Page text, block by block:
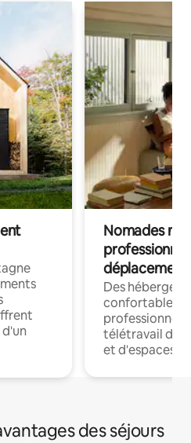
Nomades
déplacement
Des
confortables
professionnels
télétravail
et d'espaces
des séjours